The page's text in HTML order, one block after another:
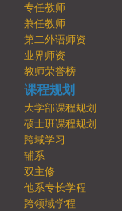
专任教师
兼任教师
第二外语师资
业界师资
教师荣誉榜
课程规划
大学部课程规划
硕士班课程规划
跨域学习
辅系
双主修
他系专长学程
跨领域学程